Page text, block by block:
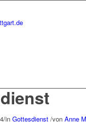
/in Gottesdienst /von Anne